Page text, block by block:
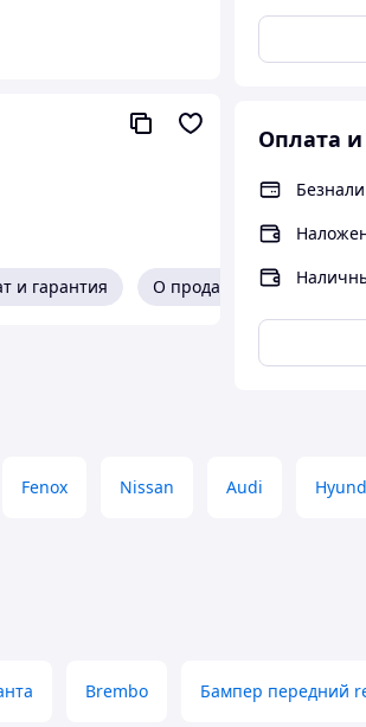
Оплата
и гарантия О продавце
Fenox Nissan Audi
Brembo Бампер передний